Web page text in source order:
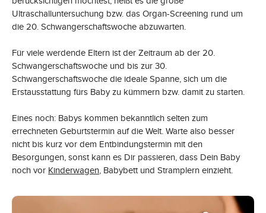
Ultraschalluntersuchung bzw. das Organ-Screening rund um
die 20. Schwangerschaftswoche abzuwarten.
Für viele werdende Eltern ist der Zeitraum ab der 20.
Schwangerschaftswoche und bis zur 30.
Schwangerschaftswoche die ideale Spanne, sich um die
Erstausstattung fürs Baby zu kümmern bzw. damit zu starten.
Eines noch: Babys kommen bekanntlich selten zum
errechneten Geburtstermin auf die Welt. Warte also besser
nicht bis kurz vor dem Entbindungstermin mit den
Besorgungen, sonst kann es Dir passieren, dass Dein Baby
noch vor Kinderwagen, Babybett und Stramplern einzieht.